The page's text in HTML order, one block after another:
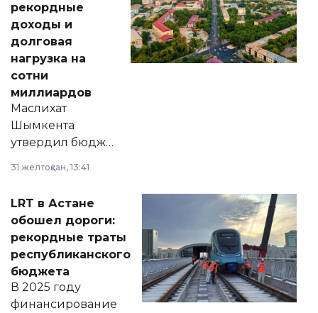
рекордные
доходы и
долговая
нагрузка на
сотни
миллиардов
Маслихат
Шымкента
утвердил бюджет
2028 годы.
документ
появился в базе
нормативных
правовых актов и
на сайте маслихат
города.
31 желтоқсан, 13:41
LRT в Астане
обошел дороги:
рекордные траты
республиканского
бюджета
В 2025 году
финансирование